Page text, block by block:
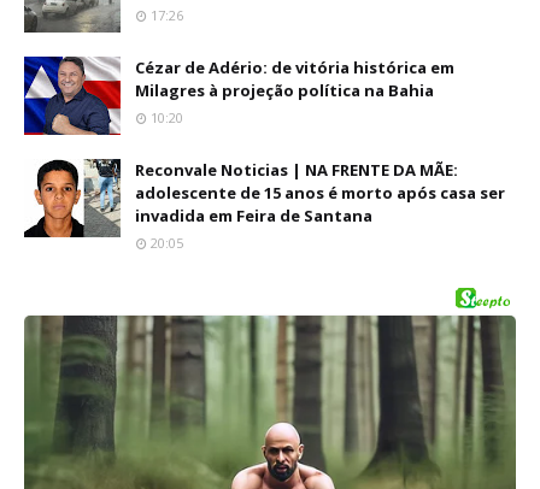
17:26
Cézar de Adério: de vitória histórica em
Milagres à projeção política na Bahia
10:20
Reconvale Noticias | NA FRENTE DA MÃE:
adolescente de 15 anos é morto após casa ser
invadida em Feira de Santana
20:05